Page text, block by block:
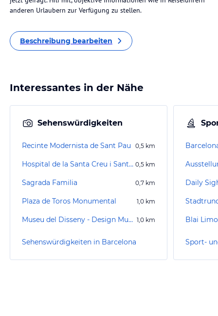
anderen Urlaubern zur Verfügung zu stellen.
Beschreibung bearbeiten
Interessantes in der Nähe
Sehenswürdigkeiten
Recinte Modernista de Sant Pau 0,5 km
Hospital de la Santa Creu i Sant Pau 0,5 km
Sagrada Familia 0,7 km
Plaza de Toros Monumental 1,0 km
Museu del Disseny - Design Museum Barcelona 1,0 km
Sehenswürdigkeiten in Barcelona
Blai